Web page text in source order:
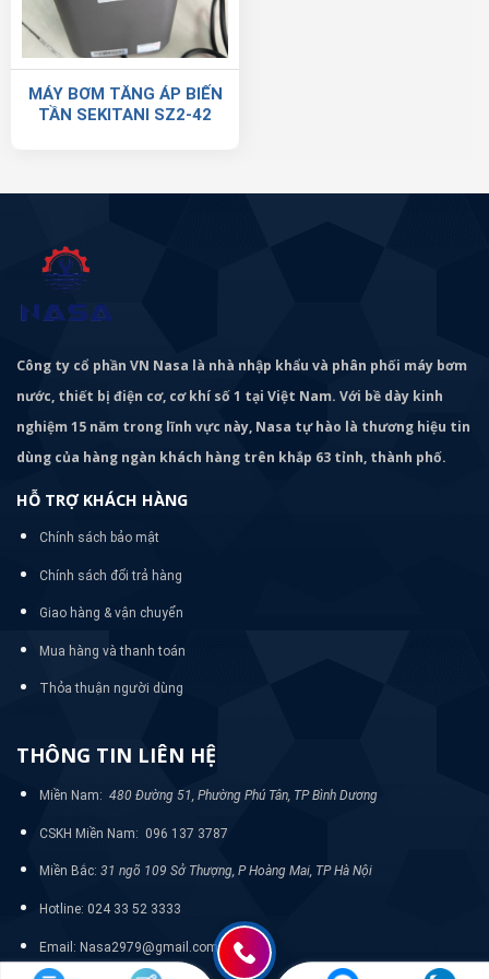
MÁY BƠM TĂNG ÁP BIẾN
TẦN SEKITANI SZ2-42
Công ty cổ phần VN Nasa là nhà nhập khẩu và phân phối máy bơm
nước, thiết bị điện cơ, cơ khí số 1 tại Việt Nam. Với bề dày kinh
nghiệm 15 năm trong lĩnh vực này, Nasa tự hào là thương hiệu tin
dùng của hàng ngàn khách hàng trên khắp 63 tỉnh, thành phố.
HỖ TRỢ KHÁCH HÀNG
Chính sách bảo mật
Chính sách đổi trả hàng
Giao hàng & vận chuyển
Mua hàng và thanh toán
Thỏa thuận người dùng
THÔNG TIN LIÊN HỆ
Miền Nam: 480 Đường 51, Phường Phú Tân, TP Bình Dương
CSKH Miền Nam: 096 137 3787
Miền Bắc: 31 ngõ 109 Sở Thượng, P Hoàng Mai, TP Hà Nội
Hotline: 024 33 52 3333
Email: Nasa2979@gmail.com